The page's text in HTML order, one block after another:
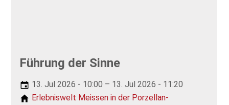
Führung der Sinne
13. Jul 2026 - 10:00 – 13. Jul 2026 - 11:20
Erlebniswelt Meissen in der Porzellan-